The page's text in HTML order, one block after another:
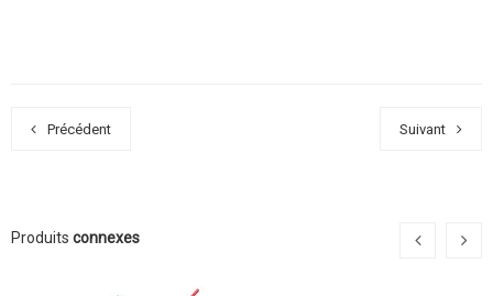
Précédent Suivant
Produits connexes